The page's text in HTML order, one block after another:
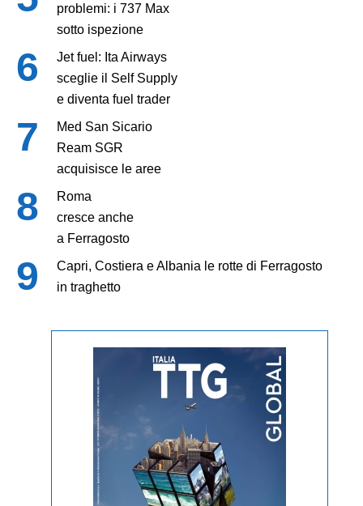
problemi: i 737 Max
sotto ispezione
Jet fuel: Ita Airways
sceglie il Self Supply
e diventa fuel trader
Med San Sicario
Ream SGR
acquisisce le aree
Roma
cresce anche
a Ferragosto
Capri, Costiera e Albania le rotte di Ferragosto
in traghetto